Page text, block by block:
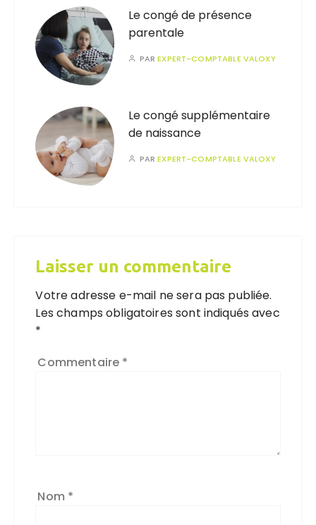
Le congé de présence
parentale
PAREXPERT-COMPTABLE VALOXY
Le congé supplémentaire
de naissance
PAREXPERT-COMPTABLE VALOXY
Laisser un commentaire
Votre adresse e-mail ne sera pas publiée.
Les champs obligatoires sont indiqués avec
*
Commentaire *
Nom *